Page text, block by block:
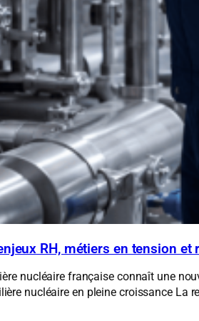
RH, métiers en tension et
nucléaire française connaît une
nucléaire en pleine croissance​ La